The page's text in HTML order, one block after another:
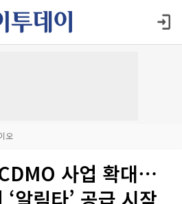
오
사업 확대⋯
알림타’ 공급 시작